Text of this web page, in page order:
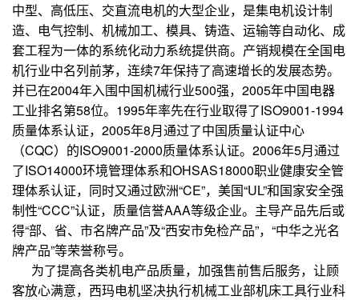
中型、高低压、交直流电机的大型企业，是集电机设计制
造、电气控制、机械加工、模具、铸造、运输等自动化、成
套工程为一体的系统化动力系统提供商。产销规模在全国电
机行业中名列前茅，连续7年保持了高速增长的发展态势。
并已在2004年入围中国机械行业500强，2005年中国电器
工业排名第58位。1995年率先在行业取得了ISO9001-1994
质量体系认证，2005年8月通过了中国质量认证中心
（CQC）的ISO9001-2000质量体系认证。2006年5月通过
了ISO14000环境管理体系和OHSAS18000职业健康安全管
理体系认证，同时又通过欧洲“CE”，美国“UL”和国家安全强
制性“CCC”认证，质量信誉AAA等级企业。主导产品先后或
得“部、省、市名牌产品”及“西安市免检产品”，“中华之光名
牌产品”等荣誉称号。
为了提高各类机电产品质量，加强售前售后服务，让顾
客放心满意，西玛电机坚决执行机械工业部机床工具行业科